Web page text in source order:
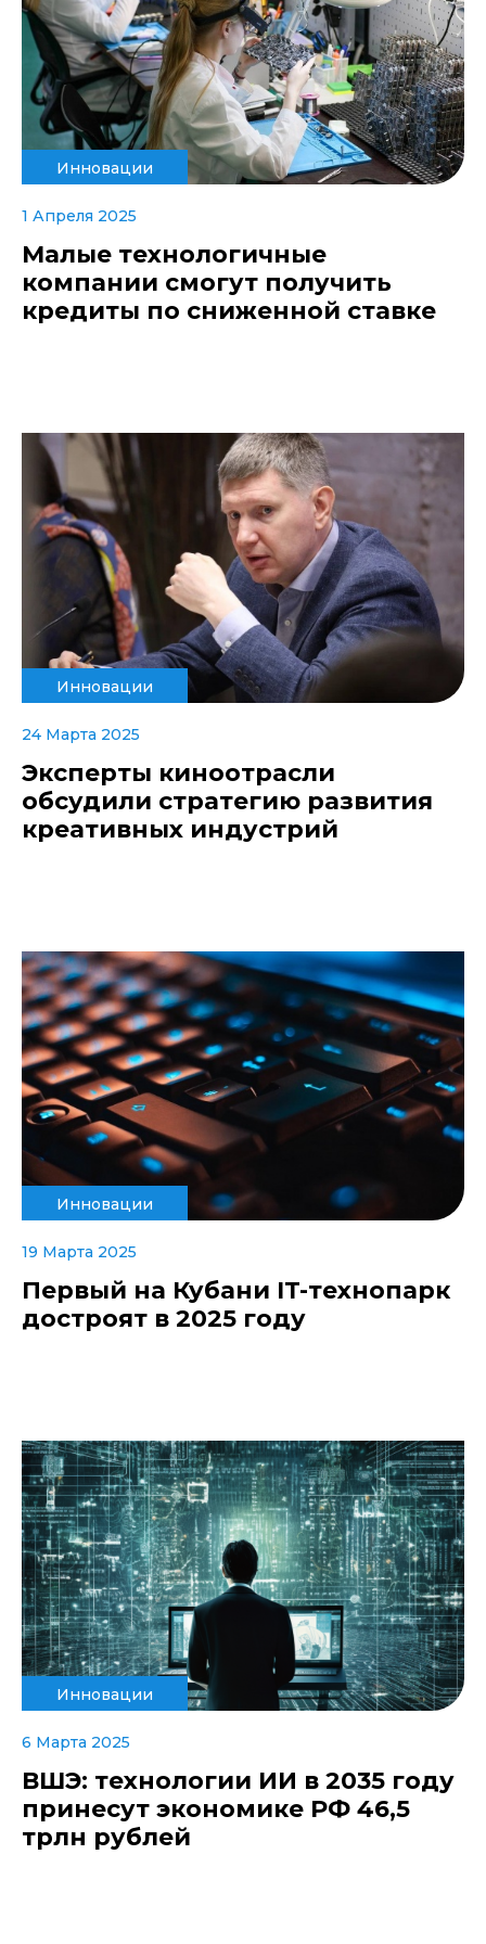
Инновации
1 Апреля 2025
Малые технологичные
компании смогут получить
кредиты по сниженной ставке
Инновации
24 Марта 2025
Эксперты киноотрасли
обсудили стратегию развития
креативных индустрий
Инновации
19 Марта 2025
Первый на Кубани IT-технопарк
достроят в 2025 году
Инновации
6 Марта 2025
ВШЭ: технологии ИИ в 2035 году
принесут экономике РФ 46,5
трлн рублей